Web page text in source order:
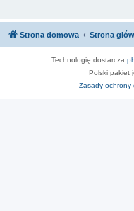
Strona domowa Strona
Technologię dostarcza
Polski pakiet
Zasady ochrony